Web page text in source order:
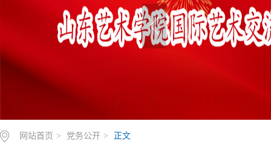
网站首页 > 党务公开 > 正文